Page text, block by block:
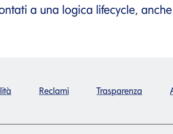
a una logica lifecycle,
Reclami Trasparenza